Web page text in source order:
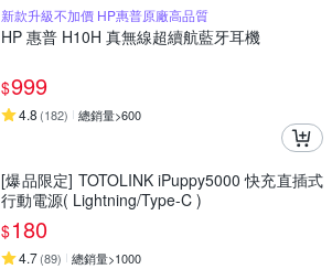
新款升級不加價 HP惠普原廠高品質
HP 惠普 H10H 真無線超續航藍牙耳機
$999
4.8 (182) 總銷量>600
[爆品限定] TOTOLINK iPuppy5000 快充直插式
行動電源( Lightning/Type-C )
$180
4.7(89) 總銷量>1000